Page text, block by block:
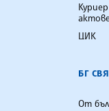
ЦИК
БГ
От